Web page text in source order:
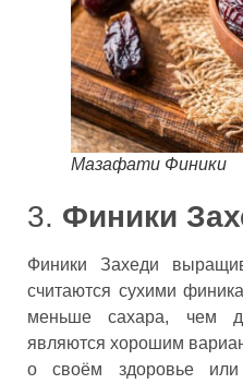
Мазафати Финики
3. Финики
Финики Захеди
считаются сухими
меньше сахара, чем
являются хорошим
о своём здоровье или